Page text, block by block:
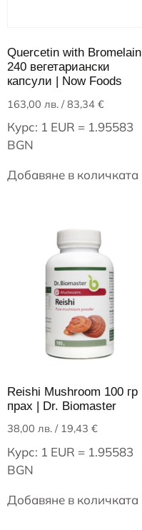
Quercetin with Bromelain
240 вегетариански
капсули | Now Foods
163,00 лв. / 83,34 €
Курс: 1 EUR = 1.95583
BGN
Добавяне в количката
Reishi Mushroom 100 гр
прах | Dr. Biomaster
38,00 лв. / 19,43 €
Курс: 1 EUR = 1.95583
BGN
Добавяне в количката